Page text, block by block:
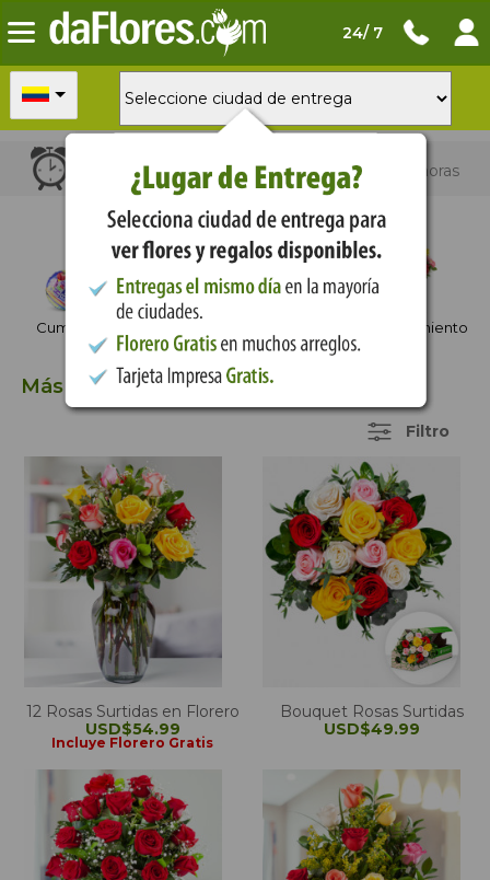
24/ 7
entrega hoyordena en las próximas horas
Ocasiones
Cumpleaños Agradecimiento
Más Vendidos 110 Items
Filtro
12 Rosas Surtidas en Florero
USD$54.99
Incluye Florero Gratis
Bouquet Rosas Surtidas
USD$49.99